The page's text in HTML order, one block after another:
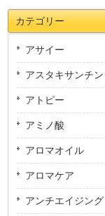
カテゴリー
アサイー
アスタキサンチン
アトピー
アミノ酸
アロマオイル
アロマケア
アンチエイジング